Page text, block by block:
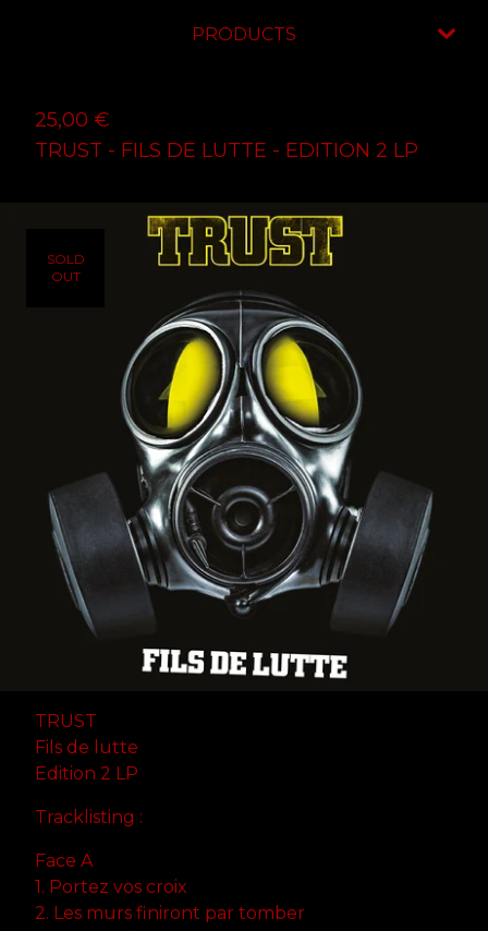
PRODUCTS
25,00 €
TRUST - FILS DE LUTTE - EDITION 2 LP
SOLD
OUT
TRUST
Fils de lutte
Edition 2 LP
Tracklisting :
Face A
1. Portez vos croix
2. Les murs finiront par tomber